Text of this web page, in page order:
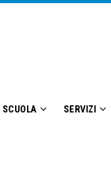
SCUOLA SERVIZI